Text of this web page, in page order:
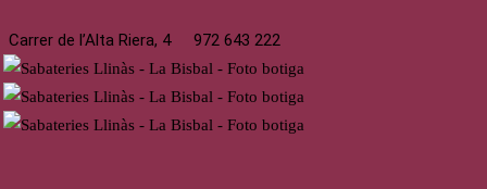
Carrer de l’Alta Riera, 4 972 643 222